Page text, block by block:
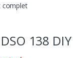
complet
138